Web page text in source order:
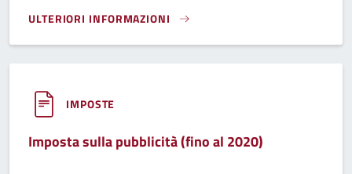
ULTERIORI INFORMAZIONI
TARI - TRIBUTO SUI RIFIUTI (FINO AL 2022)}
IMPOSTE
Imposta sulla pubblicità (fino al 2020)